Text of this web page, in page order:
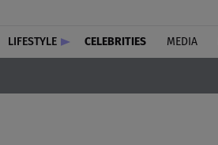
LIFESTYLE CELEBRITIES MEDIA